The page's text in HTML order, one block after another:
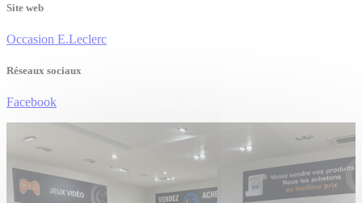
Site web
Occasion E.Leclerc
Réseaux sociaux
Facebook